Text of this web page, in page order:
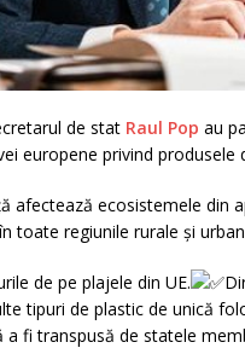
de stat Raul Pop au
europene privind produsele
afectează ecosistemele din
toate regiunile rurale și
de pe plajele din UE.
tipuri de plastic de unică
fi transpusă de statele